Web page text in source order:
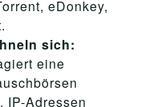
eDonkey,
sich:
eine
IP-Adressen